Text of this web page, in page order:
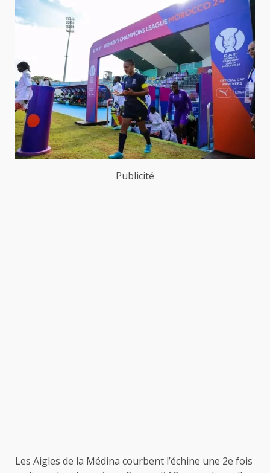
Publicité
Les Aigles de la Médina courbent l’échine une 2e fois